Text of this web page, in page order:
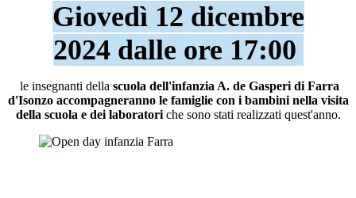
Giovedì 12 dicembre
2024 dalle ore 17:00
le insegnanti della scuola dell'infanzia A. de Gasperi di Farra
d'Isonzo accompagneranno le famiglie con i bambini nella visita
della scuola e dei laboratori che sono stati realizzati quest'anno.